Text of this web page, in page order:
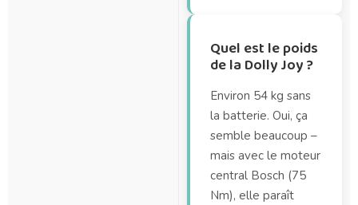
Quel est le poids
de la Dolly Joy ?
Environ 54 kg sans
la batterie. Oui, ça
semble beaucoup –
mais avec le moteur
central Bosch (75
Nm), elle paraît